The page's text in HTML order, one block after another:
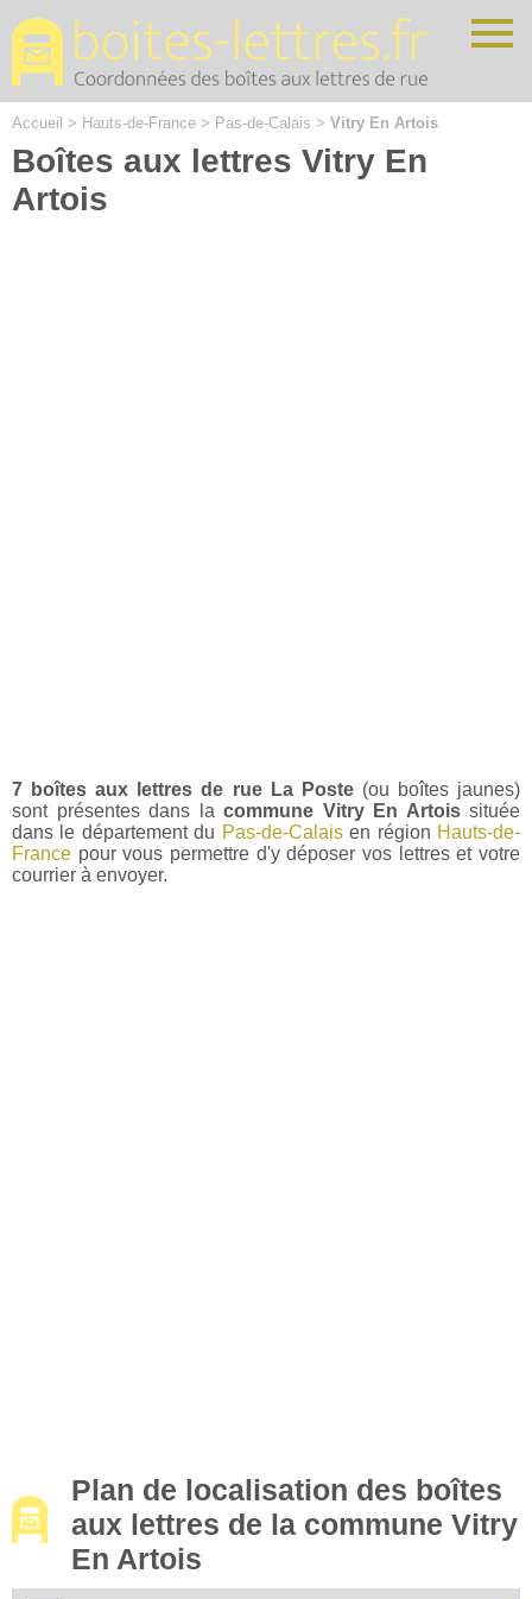
Accueil > Hauts-de-France > Pas-de-Calais > Vitry En Artois
Boîtes aux lettres Vitry En
Artois
7 boîtes aux lettres de rue La Poste(ou boîtes jaunes)
sont présentes dans la commune Vitry En Artoissituée
dans le département du Pas-de-Calaisen région Hauts-de-
France pour vous permettre d'y déposer vos lettres et votre
courrier à envoyer.
Plan de localisation des boîtes
aux lettres de la commune Vitry
En Artois